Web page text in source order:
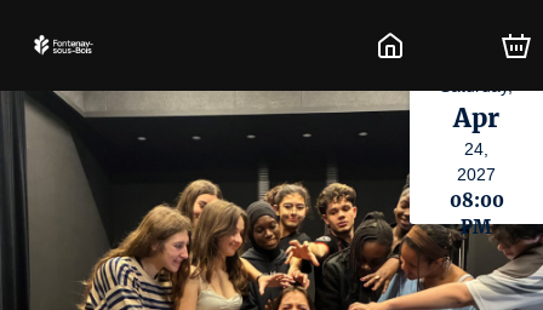
Apr
24,
2027
08:00
PM